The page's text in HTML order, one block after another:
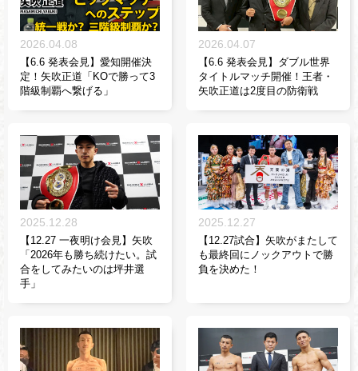
2026.04.08
【6.6 発表会見】愛知開催決
定！矢吹正道「KOで勝って3
階級制覇へ繋げる」
2026.04.07
【6.6 発表会見】ダブル世界
タイトルマッチ開催！王者・
矢吹正道は2度目の防衛戦
2025.12.28
【12.27 一夜明け会見】矢吹
「2026年も勝ち続けたい。試
合をしてみたいのは坪井選
手」
2025.12.27
【12.27試合】矢吹がまたして
も最終回にノックアウトで勝
負を決めた！